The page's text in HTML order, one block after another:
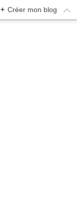
+ Créer mon blog